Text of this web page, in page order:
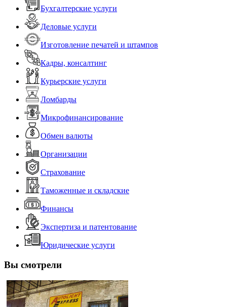
Бухгалтерские услуги
Деловые услуги
Изготовление печатей и штампов
Кадры, консалтинг
Курьерские услуги
Ломбарды
Микрофинансирование
Обмен валюты
Организации
Страхование
Таможенные и складские
Финансы
Экспертиза и патентование
Юридические услуги
Вы смотрели